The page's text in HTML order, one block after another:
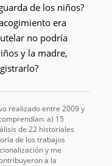
de los niños?
era
no podría
y la madre,
realizado entre 2009 y
a) 15
de 22 historiales
de los trabajos
y me
a la